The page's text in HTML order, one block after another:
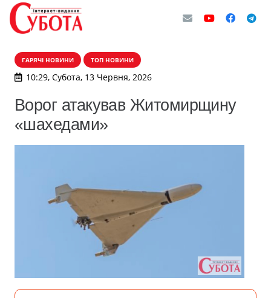
ГАРЯЧІ НОВИНИ ТОП НОВИНИ
10:29, Субота, 13 Червня, 2026
Ворог атакував Житомирщину
«шахедами»